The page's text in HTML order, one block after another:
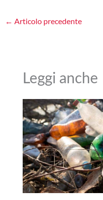
← Articolo precedente
Leggi anche